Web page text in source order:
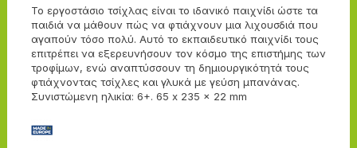
Το εργοστάσιο τσίχλας είναι το ιδανικό παιχνίδι ώστε τα
παιδιά να μάθουν πώς να φτιάχνουν μια λιχουσδιά που
αγαπούν τόσο πολύ. Αυτό το εκπαιδευτικό παιχνίδι τους
επιτρέπει να εξερευνήσουν τον κόσμο της επιστήμης των
τροφίμων, ενώ αναπτύσσουν τη δημιουργικότητά τους
φτιάχνοντας τσίχλες και γλυκά με γεύση μπανάνας.
Συνιστώμενη ηλικία: 6+. 65 x 235 x 22 mm